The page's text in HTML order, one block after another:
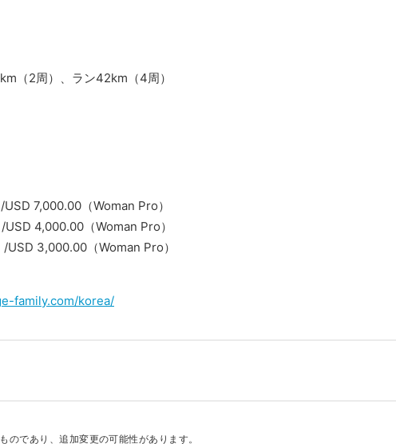
（2周）、ラン42km（4周）
7,000.00（Woman Pro）
4,000.00（Woman Pro）
3,000.00（Woman Pro）
family.com/korea/
のであり、追加変更の可能性があります。